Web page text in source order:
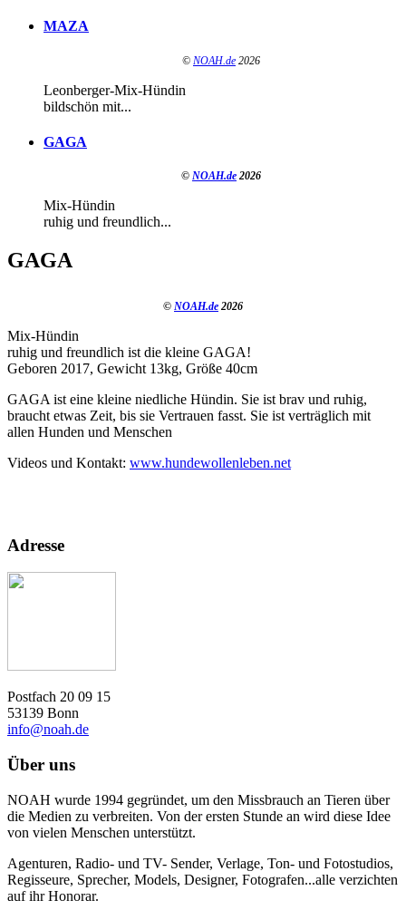
MAZA
© NOAH.de 2026
Leonberger-Mix-Hündin
bildschön mit...
GAGA
© NOAH.de 2026
Mix-Hündin
ruhig und freundlich...
GAGA
© NOAH.de 2026
Mix-Hündin
ruhig und freundlich ist die kleine GAGA!
Geboren 2017, Gewicht 13kg, Größe 40cm
GAGA ist eine kleine niedliche Hündin. Sie ist brav und ruhig,
braucht etwas Zeit, bis sie Vertrauen fasst. Sie ist verträglich mit
allen Hunden und Menschen
Videos und Kontakt: www.hundewollenleben.net
Adresse
Postfach 20 09 15
53139 Bonn
info@noah.de
Über uns
NOAH wurde 1994 gegründet, um den Missbrauch an Tieren über
die Medien zu verbreiten. Von der ersten Stunde an wird diese Idee
von vielen Menschen unterstützt.
Agenturen, Radio- und TV- Sender, Verlage, Ton- und Fotostudios,
Regisseure, Sprecher, Models, Designer, Fotografen...alle verzichten
auf ihr Honorar.